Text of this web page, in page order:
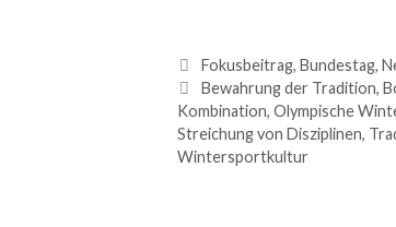
Fokusbeitrag, Bundestag,
Bewahrung der Tradition,
Kombination, Olympische
Streichung von Disziplinen,
Wintersportkultur